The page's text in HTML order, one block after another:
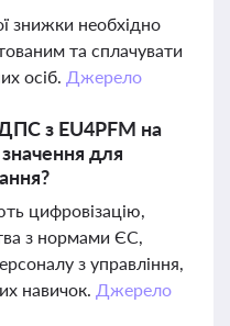
знижки необхідно
та сплачувати
осіб. Джерело
з EU4PFM на
для
цифровізацію,
з нормами ЄС,
з управління,
навичок. Джерело